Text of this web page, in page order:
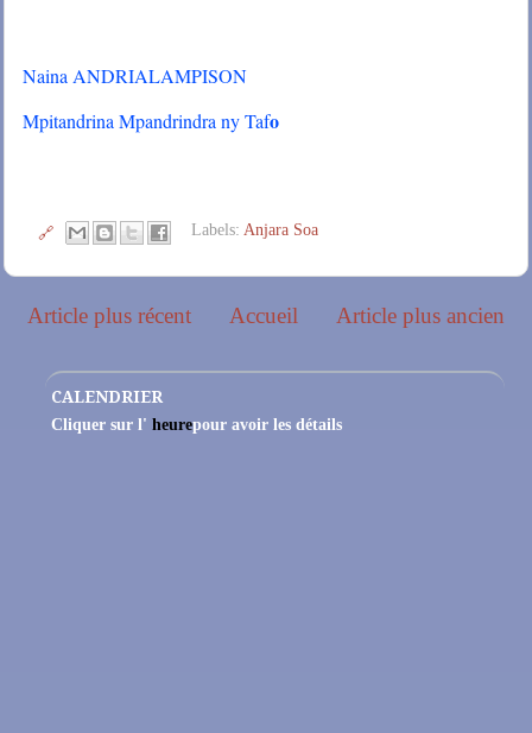
Naina ANDRIALAMPISON
Mpitandrina Mpandrindra ny Tafo
🔗 Labels: Anjara Soa
Article plus récent Article plus ancien
Accueil
CALENDRIER
Cliquer sur l' heurepour avoir les détails